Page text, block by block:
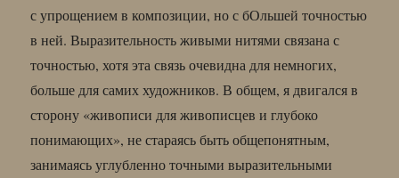
с упрощением в композиции, но с бОльшей точностью
в ней. Выразительность живыми нитями связана с
точностью, хотя эта связь очевидна для немногих,
больше для самих художников. В общем, я двигался в
сторону «живописи для живописцев и глубоко
понимающих», не стараясь быть общепонятным,
занимаясь углубленно точными выразительными